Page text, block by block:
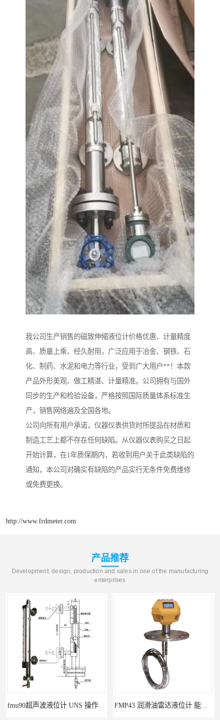
我公司生产销售的磁致伸缩液位计价格优惠、计量精度
高、质量上乘、经久耐用，广泛应用于冶金、钢铁、石
化、制药、水泥和电力等行业，受到广大用户**！本款
产品外形美观、做工精湛、计量精准。公司拥有与国外
同步的生产和检验设备，严格按照国际质量体系标准生
产，销售网络遍及全国各地。
公司向所有用户承诺，仪器仪表供货时所提品在材质和
制造工艺上都不存在任何缺陷。从仪器仪表购买之日起
开始计算，在1年质保期内，若收到用户关于此类缺陷的
通知，本公司对确实有缺陷的产品实行无条件免费维修
或免费更换。
http://www.frdmeter.com
产品推荐
Development, design, production and sales in one of the manufacturing
enterprises
fmu90超声波液位计 UNS 操作简单 FMP43 润滑油雷达液位计 能够提供定制服务